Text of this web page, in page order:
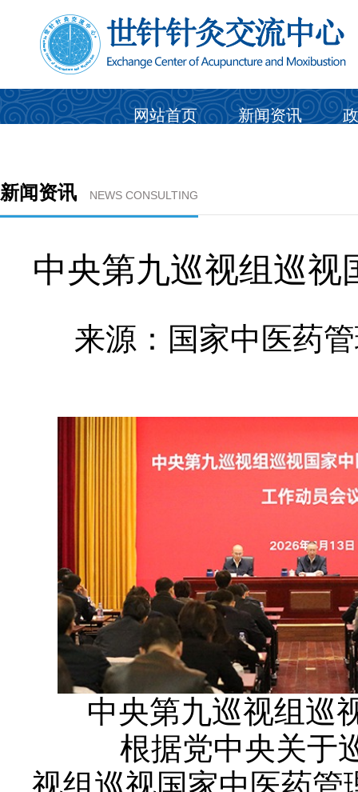
网站首页 新闻资讯
新闻资讯 NEWS CONSULTING
中央第九巡视组巡视
来源：国家中医药
中央第九巡视组巡
根据党中央关于巡